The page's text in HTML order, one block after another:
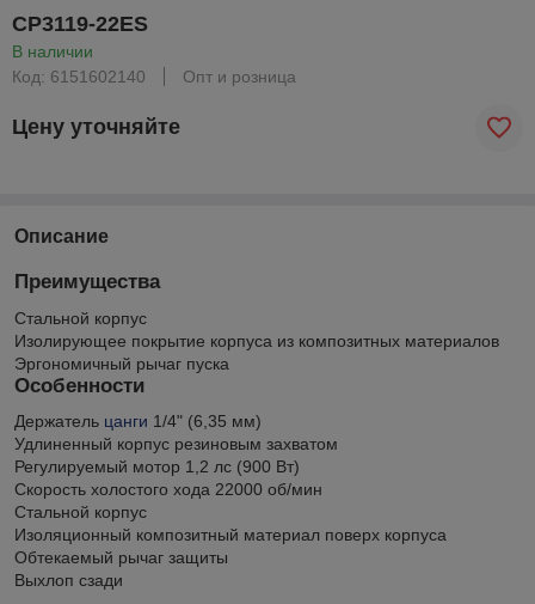
CP3119-22ES
В наличии
Код: 6151602140
Опт и розница
Цену уточняйте
Описание
Преимущества
Стальной корпус
Изолирующее покрытие корпуса из композитных материалов
Эргономичный рычаг пуска
Особенности
Держатель цанги 1/4" (6,35 мм)
Удлиненный корпус резиновым захватом
Регулируемый мотор 1,2 лс (900 Вт)
Скорость холостого хода 22000 об/мин
Стальной корпус
Изоляционный композитный материал поверх корпуса
Обтекаемый рычаг защиты
Выхлоп сзади